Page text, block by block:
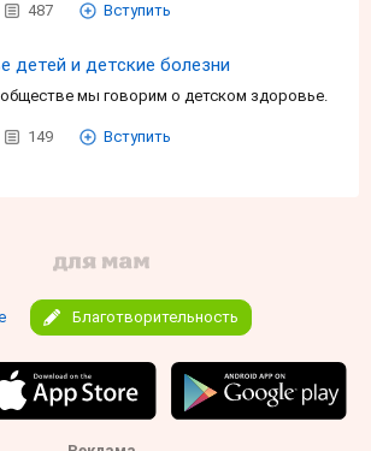
487 Вступить
детей и детские болезни
мы говорим о детском здоровье.
149 Вступить
Благотворительность